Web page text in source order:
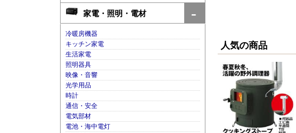
家電・照明・電材
冷暖房機器
キッチン家電
生活家電
照明器具
映像・音響
光学用品
時計
通信・安全
電気部材
電池・海中電灯
人気の商品